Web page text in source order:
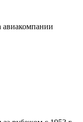
авиакомпании